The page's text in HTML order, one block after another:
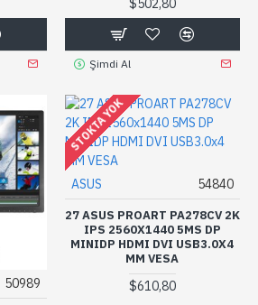
$502,80
Şimdi Al
50989
STOKTA YOK
ASUS 54840
27 ASUS PROART PA278CV 2K
IPS 2560X1440 5MS DP
MINIDP HDMI DVI USB3.0X4
MM VESA
$610,80